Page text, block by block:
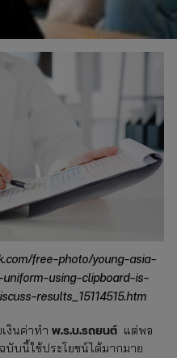
free-photo/young-asia-
using-clipboard-is-
results_15114515.htm
งินค่าทำ พ.ร.บ.รถยนต์ แต่พอ
บับนี้ใช้ประโยชน์ได้มากมาย